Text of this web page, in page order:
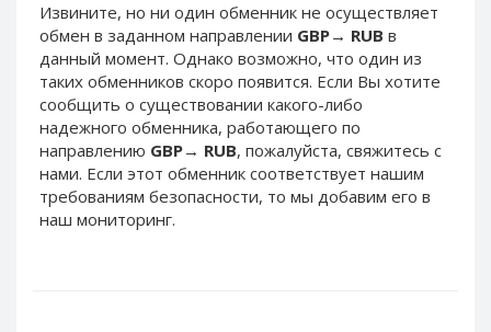
Извините, но ни один обменник не осуществляет
обмен в заданном направлении GBP→ RUB в
данный момент. Однако возможно, что один из
таких обменников скоро появится. Если Вы хотите
сообщить о существовании какого-либо
надежного обменника, работающего по
направлению GBP→ RUB, пожалуйста, свяжитесь с
нами. Если этот обменник соответствует нашим
требованиям безопасности, то мы добавим его в
наш мониторинг.
PayPal CHF
PayPal MYR
Webmoney WMZ
Webmoney WMR
Webmoney WME
Webmoney WMU
Webmoney WMK
PayPal CHF
PayPal MYR
Webmoney WMZ
Webmoney WMR
Webmoney WME
Webmoney WMU
Webmoney WMK